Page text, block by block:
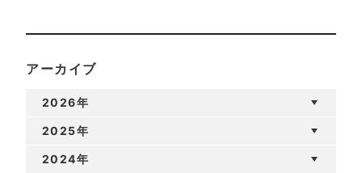
アーカイブ
2026年
2025年
2024年